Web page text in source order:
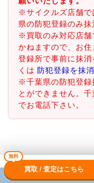
※サイクルズ店舗で
県の防犯登録のみ抹
※買取のみ対応店舗
かねますので、お
登録所で事前に抹
くは 防犯登録を抹
※千葉県の防犯登録
とができません。
でお電話下さい。
無料
買取 / 査定はこちら